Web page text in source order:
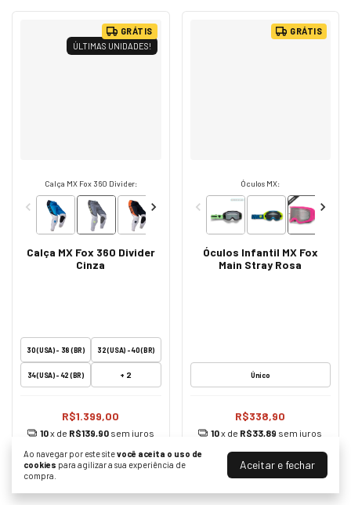
Ao navegar por este sitevocê aceita o uso de
cookies para agilizar a sua experiência de
compra.
Aceitar e fechar
ÚLTIMAS UNIDADES!
GRÁTIS
Calça MX Fox 360 Divider:
Calça MX Fox 360 Divider
Cinza
30 (USA) - 38 (BR) 32 (USA) - 40 (BR)
34 (USA) - 42 (BR) + 2
R$1.399,00
10x de R$139,90 sem juros
COMPRAR
GRÁTIS
Óculos MX:
Óculos Infantil MX Fox
Main Stray Rosa
Único
R$338,90
10x de R$33,89 sem juros
COMPRAR